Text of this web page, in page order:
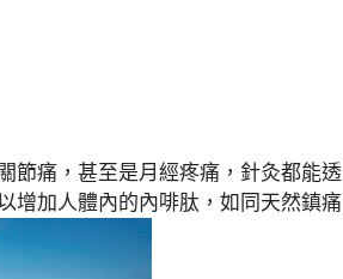
節痛，甚至是月經疼痛，針灸都能透
增加人體內的內啡肽，如同天然鎮痛